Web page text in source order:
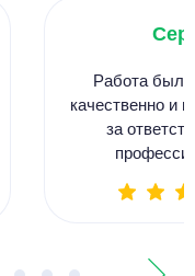
Работа
качественно и
за